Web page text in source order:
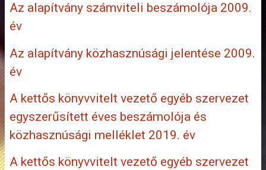
Az alapítvány számviteli beszámolója 2009.
év
Az alapítvány közhasznúsági jelentése 2009.
év
A kettős könyvvitelt vezető egyéb szervezet
egyszerűsített éves beszámolója és
közhasznúsági melléklet 2019. év
A kettős könyvvitelt vezető egyéb szervezet